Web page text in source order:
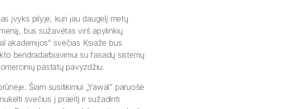
įvyks pilyje, kuri jau daugelį metų
bus sužavėtas virš apylinkių
akademijos“ svečias Ksiaže bus
bendradarbiavimui su fasadų sistemų
pastatų pavyzdžiu.
Šiam susitikimui „Yawal“ paruošė
svečius į praeitį ir sužadinti